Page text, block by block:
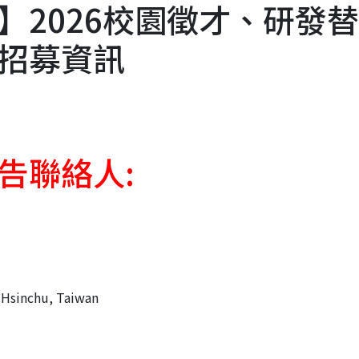
2026校園徵才、研發
募資訊
聯絡人:
Taiwan